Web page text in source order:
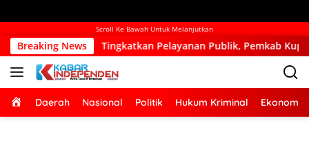
Scroll Ke Bawah Untuk Melanjutkan
Breaking News
Pelayanan Publik, Pemkab Kupang Mulai Bangun Kantor
Home
Daerah Nasional Politik Hukum Kriminal Ekonomi